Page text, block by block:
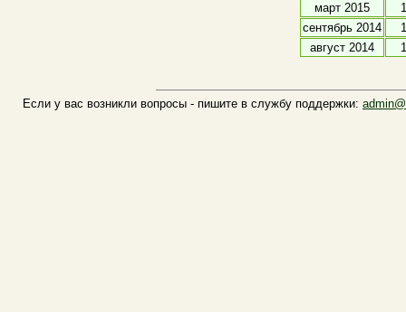
март 2015
1
сентябрь 2014
1
август 2014
1
Если у вас возникли вопросы - пишите в службу поддержки: